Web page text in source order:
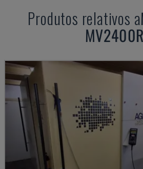
Produtos relativos a
MV2400R